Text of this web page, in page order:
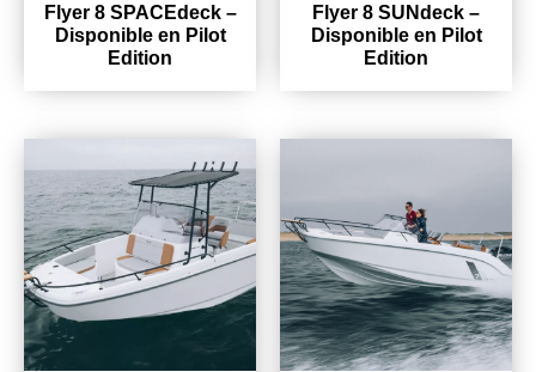
Flyer 8 SPACEdeck –
Disponible en Pilot
Edition
Flyer 8 SUNdeck –
Disponible en Pilot
Edition